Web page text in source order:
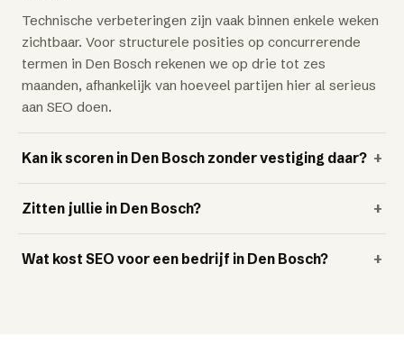
Technische verbeteringen zijn vaak binnen enkele weken
zichtbaar. Voor structurele posities op concurrerende
termen in Den Bosch rekenen we op drie tot zes
maanden, afhankelijk van hoeveel partijen hier al serieus
aan SEO doen.
Kan ik scoren in Den Bosch zonder vestiging daar? +
Zitten jullie in Den Bosch? +
Wat kost SEO voor een bedrijf in Den Bosch? +